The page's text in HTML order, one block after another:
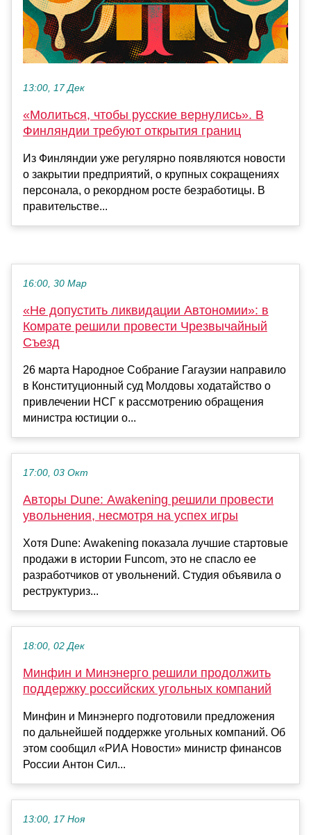
13:00, 17 Дек
«Молиться, чтобы русские вернулись». В
Финляндии требуют открытия границ
Из Финляндии уже регулярно появляются новости
о закрытии предприятий, о крупных сокращениях
персонала, о рекордном росте безработицы. В
правительстве...
16:00, 30 Мар
«Не допустить ликвидации Автономии»: в
Комрате решили провести Чрезвычайный
Съезд
26 марта Народное Собрание Гагаузии направило
в Конституционный суд Молдовы ходатайство о
привлечении НСГ к рассмотрению обращения
министра юстиции о...
17:00, 03 Окт
Авторы Dune: Awakening решили провести
увольнения, несмотря на успех игры
Хотя Dune: Awakening показала лучшие стартовые
продажи в истории Funcom, это не спасло ее
разработчиков от увольнений. Студия объявила о
реструктуриз...
18:00, 02 Дек
Минфин и Минэнерго решили продолжить
поддержку российских угольных компаний
Минфин и Минэнерго подготовили предложения
по дальнейшей поддержке угольных компаний. Об
этом сообщил «РИА Новости» министр финансов
России Антон Сил...
13:00, 17 Ноя